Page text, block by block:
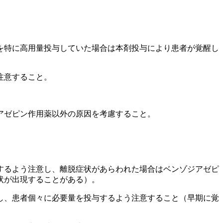
に高用量投与していた場合は本剤投与により患者が覚醒し
すること。
ピン作用薬以外の原因を考慮すること。
よう注意し、離脱症状があらわれた場合はベンゾジアゼピ
出現することがある）。
患者個々に必要量を投与するよう注意すること（早期に覚